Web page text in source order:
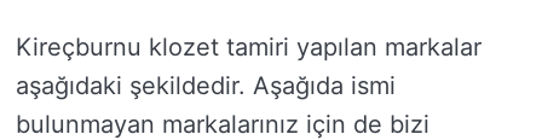
Kireçburnu klozet tamiri yapılan markalar
aşağıdaki şekildedir. Aşağıda ismi
bulunmayan markalarınız için de bizi